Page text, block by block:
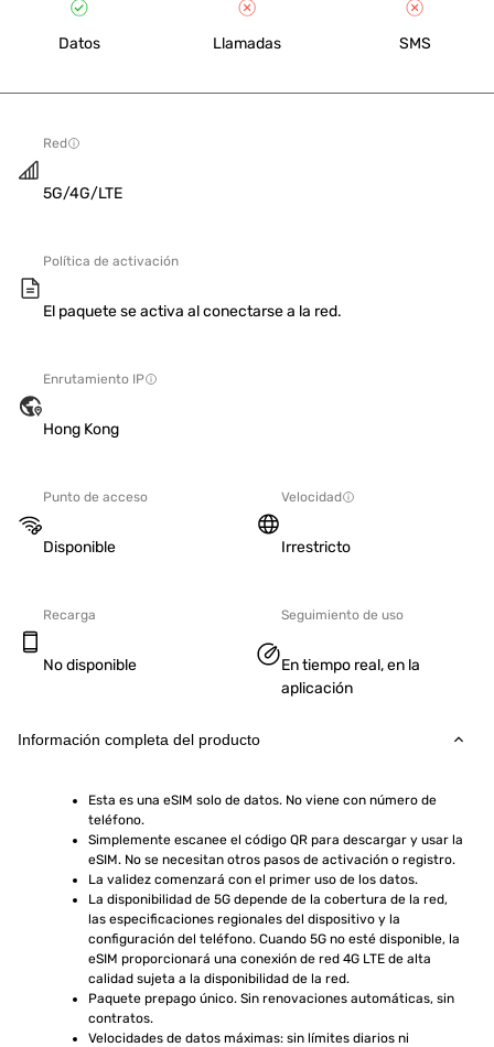
Datos Llamadas SMS
Red
5G/4G/LTE
Política de activación
El paquete se activa al conectarse a la red.
Enrutamiento IP
Hong Kong
Punto de acceso
Disponible
Velocidad
Irrestricto
Recarga
No disponible
Seguimiento de uso
En tiempo real, en la
aplicación
Información completa del producto
Esta es una eSIM solo de datos. No viene con número de
teléfono.
Simplemente escanee el código QR para descargar y usar la
eSIM. No se necesitan otros pasos de activación o registro.
La validez comenzará con el primer uso de los datos.
La disponibilidad de 5G depende de la cobertura de la red,
las especificaciones regionales del dispositivo y la
configuración del teléfono. Cuando 5G no esté disponible, la
eSIM proporcionará una conexión de red 4G LTE de alta
calidad sujeta a la disponibilidad de la red.
Paquete prepago único. Sin renovaciones automáticas, sin
contratos.
Velocidades de datos máximas: sin límites diarios ni